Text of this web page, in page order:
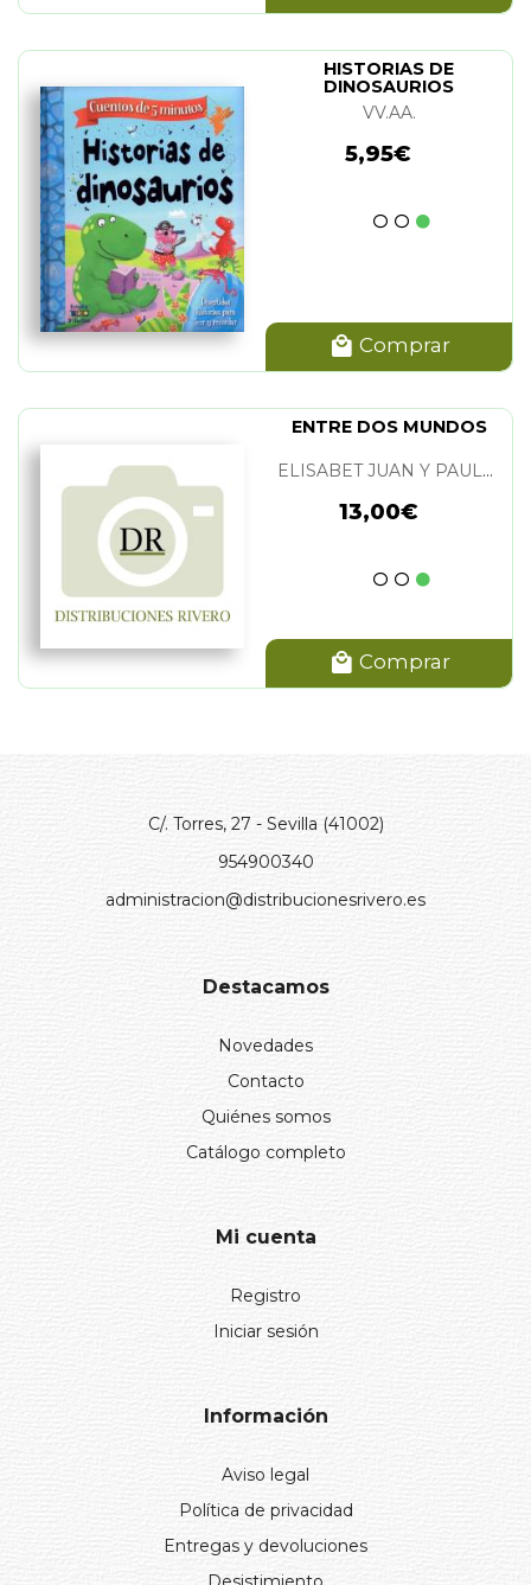
HISTORIAS DE
DINOSAURIOS
VV.AA.
5,95€
Comprar
ENTRE DOS MUNDOS
ELISABET JUAN Y PAULA ALMELA
13,00€
Comprar
C/. Torres, 27 - Sevilla (41002)
954900340
administracion@distribucionesrivero.es
Destacamos
Novedades
Contacto
Quiénes somos
Catálogo completo
Mi cuenta
Registro
Iniciar sesión
Información
Aviso legal
Política de privacidad
Entregas y devoluciones